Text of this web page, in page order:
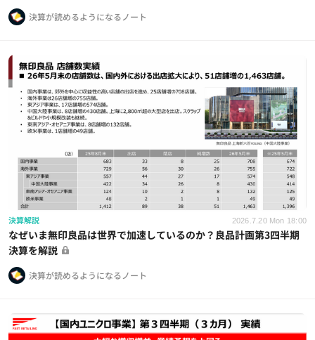
決算が読めるようになるノート
決算解説 2026.7.20 Mon 18:00
なぜいま無印良品は世界で加速しているのか？良品計画第3四半期
決算を解説
決算が読めるようになるノート